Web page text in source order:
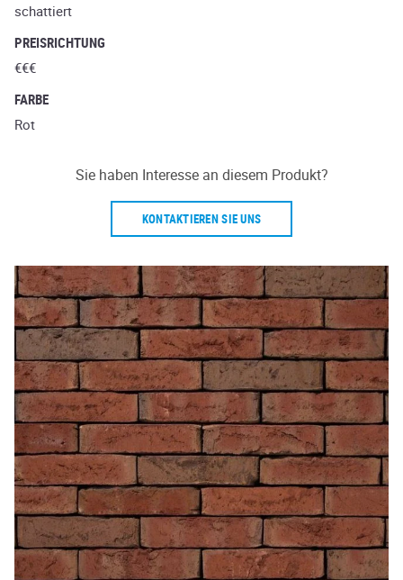
schattiert
PREISRICHTUNG
€€€
FARBE
Rot
Sie haben Interesse an diesem Produkt?
KONTAKTIEREN SIE UNS